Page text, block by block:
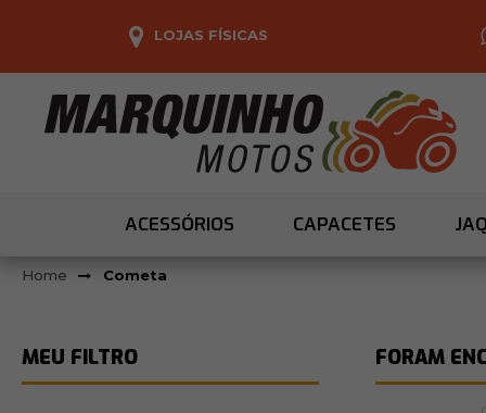
LOJAS FÍSICAS
ACESSÓRIOS CAPACETES
Cometa
FORAM